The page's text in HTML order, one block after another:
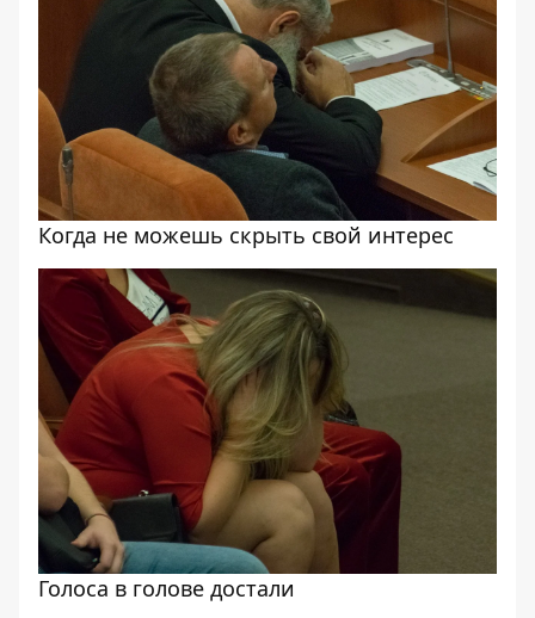
Когда не можешь скрыть свой интерес
Голоса в голове достали